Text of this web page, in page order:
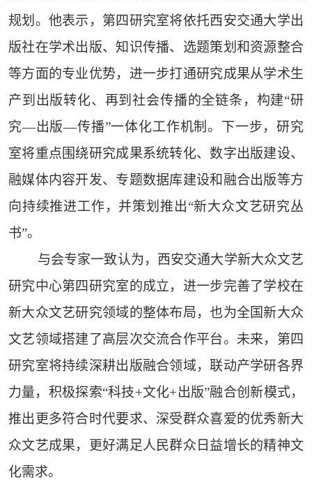
规划。他表示，第四研究室将依托西安交通大学出
版社在学术出版、知识传播、选题策划和资源整合
等方面的专业优势，进一步打通研究成果从学术生
产到出版转化、再到社会传播的全链条，构建“研
究—出版—传播”一体化工作机制。下一步，研究
室将重点围绕研究成果系统转化、数字出版建设、
融媒体内容开发、专题数据库建设和融合出版等方
向持续推进工作，并策划推出“新大众文艺研究丛
书”。
与会专家一致认为，西安交通大学新大众文艺
研究中心第四研究室的成立，进一步完善了学校在
新大众文艺研究领域的整体布局，也为全国新大众
文艺领域搭建了高层次交流合作平台。未来，第四
研究室将持续深耕出版融合领域，联动产学研各界
力量，积极探索“科技+文化+出版”融合创新模式，
推出更多符合时代要求、深受群众喜爱的优秀新大
众文艺成果，更好满足人民群众日益增长的精神文
化需求。